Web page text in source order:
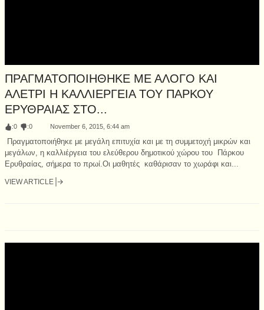
ΠΡΑΓΜΑΤΟΠΟΙΗΘΗΚΕ ΜΕ ΑΛΟΓΟ ΚΑΙ
ΑΛΕΤΡΙ Η ΚΑΛΛΙΕΡΓΕΙΑ ΤΟΥ ΠΑΡΚΟΥ
ΕΡΥΘΡΑΙΑΣ ΣΤΟ...
:0 :0 November 6, 2015, 6:44 am
Πραγματοποιήθηκε με μεγάλη επιτυχία και με τη συμμετοχή μικρών και
μεγάλων, η καλλιέργεια του ελεύθερου δημοτικού χώρου του Πάρκου
Ερυθραίας, σήμερα το πρωί.Οι μαθητές καθάρισαν το χωράφι και...
VIEW ARTICLE